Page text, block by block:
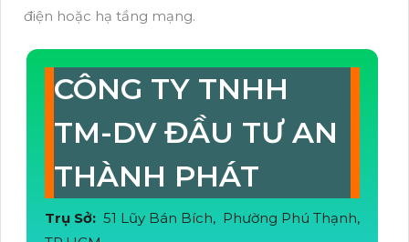
điện hoặc hạ tầng mạng.
CÔNG TY TNHH
TM-DV ĐẦU TƯ AN
THÀNH PHÁT
Trụ Sở: 51 Lũy Bán Bích, Phường Phú Thạnh,